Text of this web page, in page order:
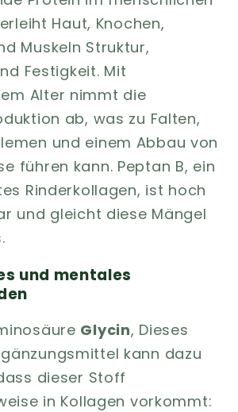
Haut, Knochen,
Muskeln Struktur,
Festigkeit. Mit
Alter nimmt die
ab, was zu Falten,
und einem Abbau von
führen kann. Peptan B, ein
Rinderkollagen, ist hoch
und gleicht diese Mängel
und mentales
Glycin, Dieses
kann dazu
dieser Stoff
in Kollagen vorkommt: